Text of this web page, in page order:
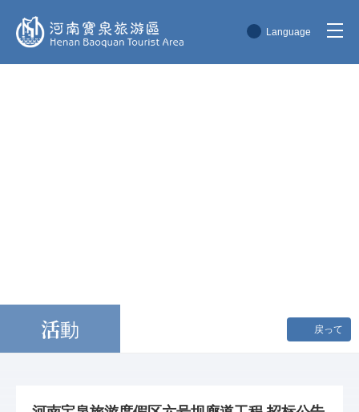
Language
活動 戻って